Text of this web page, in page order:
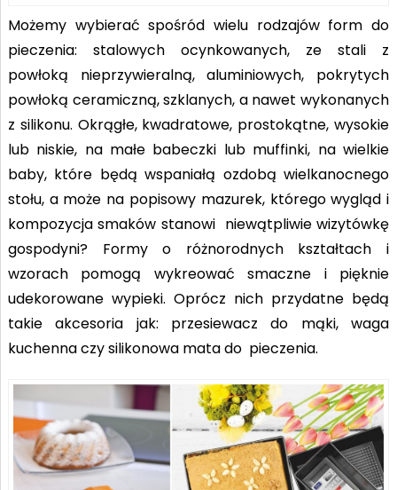
Możemy wybierać spośród wielu rodzajów form do
pieczenia: stalowych ocynkowanych, ze stali z
powłoką nieprzywieralną, aluminiowych, pokrytych
powłoką ceramiczną, szklanych, a nawet wykonanych
z silikonu. Okrągłe, kwadratowe, prostokątne, wysokie
lub niskie, na małe babeczki lub muffinki, na wielkie
baby, które będą wspaniałą ozdobą wielkanocnego
stołu, a może na popisowy mazurek, którego wygląd i
kompozycja smaków stanowi niewątpliwie wizytówkę
gospodyni? Formy o różnorodnych kształtach i
wzorach pomogą wykreować smaczne i pięknie
udekorowane wypieki. Oprócz nich przydatne będą
takie akcesoria jak: przesiewacz do mąki, waga
kuchenna czy silikonowa mata do pieczenia.